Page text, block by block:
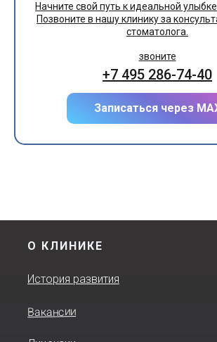
Записаться через
+7 495 286-74-40
звоните
Начните свой путь к идеальной
Позвоните в нашу клинику за
стоматолога.
О КЛИНИКЕ
Вакансии
История развития